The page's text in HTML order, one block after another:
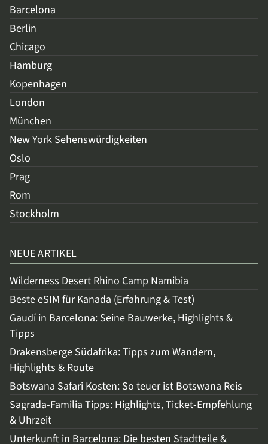
Barcelona
Berlin
Chicago
Hamburg
Kopenhagen
London
München
New York Sehenswürdigkeiten
Oslo
Prag
Rom
Stockholm
NEUE ARTIKEL
Wilderness Desert Rhino Camp Namibia
Beste eSIM für Kanada (Erfahrung & Test)
Gaudí in Barcelona: Seine Bauwerke, Highlights &
Tipps
Drakensberge Südafrika: Tipps zum Wandern,
Highlights & Route
Botswana Safari Kosten: So teuer ist Botswana Reis
Sagrada-Familia Tipps: Highlights, Ticket-Empfehlung
& Uhrzeit
Unterkunft in Barcelona: Die besten Stadtteile &